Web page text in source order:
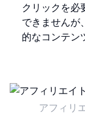
クリックを必
できませんが
的なコンテン
アフィリ